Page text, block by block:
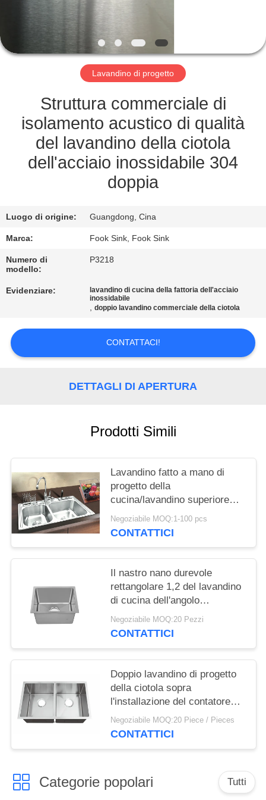
CONTROLLO
QUALITÀ
CONTATTICI
RICHIEDA
CITAZIONE
DEL
SITO
PRIVACY
POLICY
Lavandino di progetto
Struttura commerciale di
isolamento acustico di qualità
del lavandino della ciotola
dell'acciaio inossidabile 304
doppia
Luogo di origine: Guangdong, Cina
Marca: Fook Sink, Fook Sink
Numero di
modello:
P3218
Evidenziare:
lavandino di cucina della fattoria dell'acciaio
inossidabile
,doppio lavandino commerciale della ciotola
CONTATTACI!
DETTAGLI DI APERTURA
Prodotti Simili
Lavandino fatto a mano di
progetto della
cucina/lavandino superiore
inossidabile del supporto
ciotola del doppio
Negoziabile MOQ:1-100 pcs
CONTATTICI
Il nastro nano durevole
rettangolare 1,2 del lavandino
di cucina dell'angolo
dell'acciaio inossidabile pensa
Negoziabile MOQ:20 Pezzi
CONTATTICI
Doppio lavandino di progetto
della ciotola sopra
l'installazione del contatore
con superficie lucidata in
azione
Negoziabile MOQ:20 Piece / Pieces
CONTATTICI
Categorie popolari Tutti